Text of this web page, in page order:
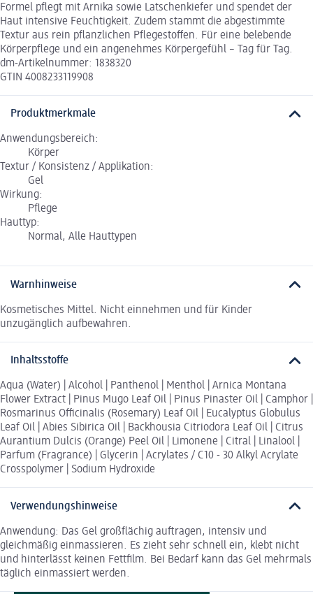
Formel pflegt mit Arnika sowie Latschenkiefer und spendet der
Haut intensive Feuchtigkeit. Zudem stammt die abgestimmte
Textur aus rein pflanzlichen Pflegestoffen. Für eine belebende
Körperpflege und ein angenehmes Körpergefühl – Tag für Tag.
dm-Artikelnummer: 1838320
GTIN 4008233119908
Produktmerkmale
Anwendungsbereich:
Körper
Textur / Konsistenz / Applikation:
Gel
Wirkung:
Pflege
Hauttyp:
Normal, Alle Hauttypen
Warnhinweise
Kosmetisches Mittel. Nicht einnehmen und für Kinder
unzugänglich aufbewahren.
Inhaltsstoffe
Aqua (Water) | Alcohol | Panthenol | Menthol | Arnica Montana
Flower Extract | Pinus Mugo Leaf Oil | Pinus Pinaster Oil | Camphor |
Rosmarinus Officinalis (Rosemary) Leaf Oil | Eucalyptus Globulus
Leaf Oil | Abies Sibirica Oil | Backhousia Citriodora Leaf Oil | Citrus
Aurantium Dulcis (Orange) Peel Oil | Limonene | Citral | Linalool |
Parfum (Fragrance) | Glycerin | Acrylates / C10 - 30 Alkyl Acrylate
Crosspolymer | Sodium Hydroxide
Verwendungshinweise
Anwendung: Das Gel großflächig auftragen, intensiv und
gleichmäßig einmassieren. Es zieht sehr schnell ein, klebt nicht
und hinterlässt keinen Fettfilm. Bei Bedarf kann das Gel mehrmals
täglich einmassiert werden.